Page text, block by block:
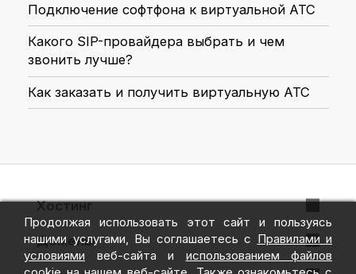
Подключение софтфона к виртуальной АТС
Какого SIP-провайдера выбрать и чем
звонить лучше?
Как заказать и получить виртуальную АТС
Хостинг
VPS + ispmanager
VPS + Hestia
Домены
Продолжая использовать этот сайт и пользуясь
нашими услугами, Вы соглашаетесь с Правилами и
условиями веб-сайта и использованием файлов